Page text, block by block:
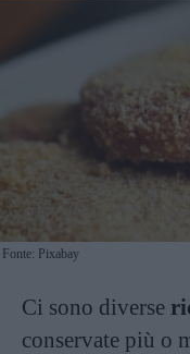
Fonte: Pixabay
Ci sono diverse
conservate più o